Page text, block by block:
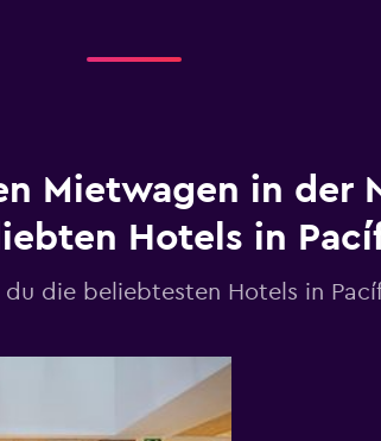
Mietwagen in der
Hotels in
die beliebtesten Hotels in